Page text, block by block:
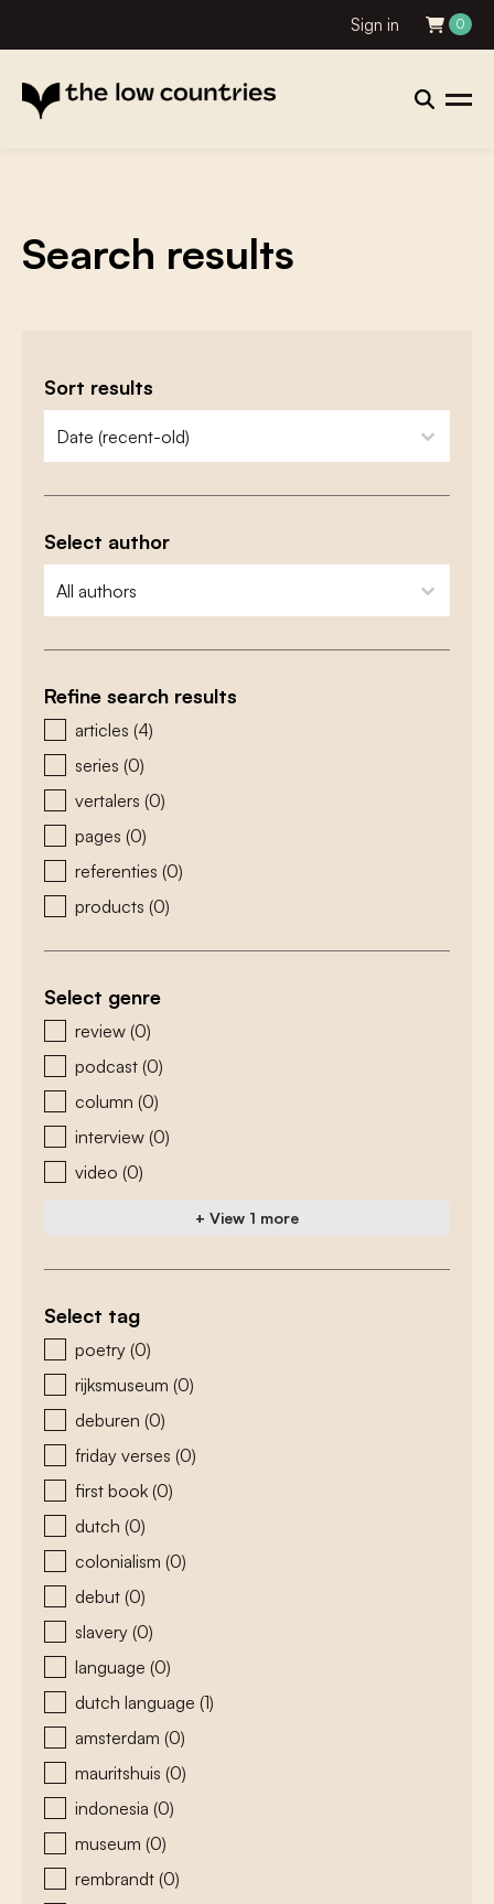
Sign in 0
Search results
Sort results
zoeken - sorteer
sort content
Select author
zoeken - auteurs
select content
Refine search results
zoeken - type
articles (4)
series (0)
vertalers (0)
pages (0)
referenties (0)
products (0)
Select genre
zoeken - genre
review (0)
podcast (0)
column (0)
interview (0)
video (0)
+ View 1 more
Select tag
zoeken - tags
poetry (0)
rijksmuseum (0)
deburen (0)
friday verses (0)
first book (0)
dutch (0)
colonialism (0)
debut (0)
slavery (0)
language (0)
dutch language (1)
amsterdam (0)
mauritshuis (0)
indonesia (0)
museum (0)
rembrandt (0)